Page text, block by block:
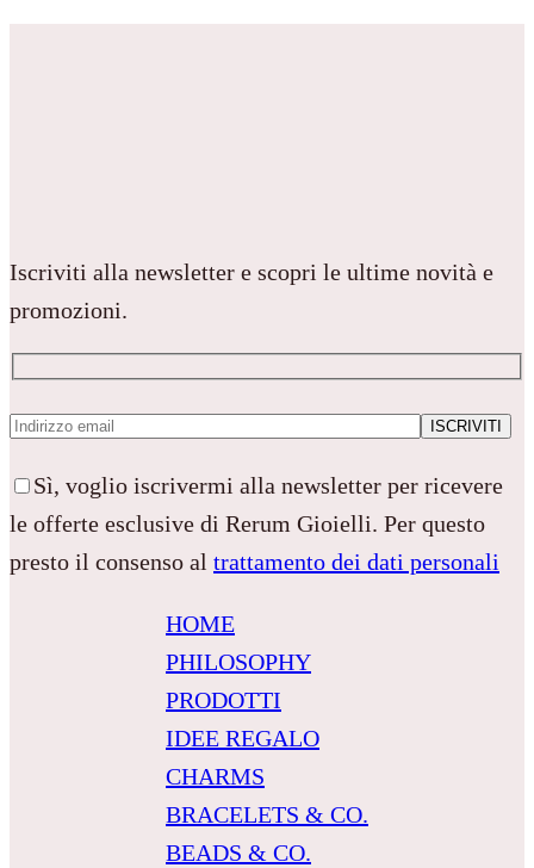
Iscriviti alla newsletter e scopri le ultime novità e
promozioni.
Sì, voglio iscrivermi alla newsletter per ricevere
le offerte esclusive di Rerum Gioielli. Per questo
presto il consenso al trattamento dei dati personali
HOME
PHILOSOPHY
PRODOTTI
IDEE REGALO
CHARMS
BRACELETS & CO.
BEADS & CO.